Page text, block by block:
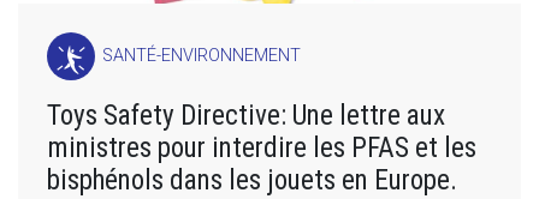
SANTÉ-ENVIRONNEMENT
Toys Safety Directive: Une lettre aux
ministres pour interdire les PFAS et les
bisphénols dans les jouets en Europe.